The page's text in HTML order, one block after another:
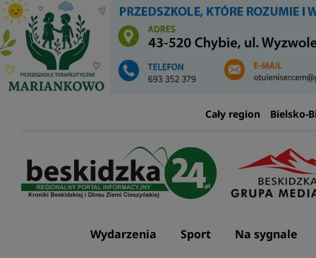
Przejdź
do
treści
Cały region Bielsko-
Wydarzenia Sport Na sygnale